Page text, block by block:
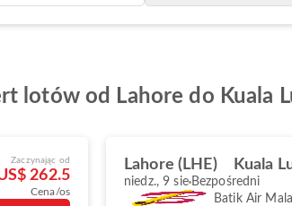
lotów od Lahore do Kuala
Zaczynając od
262.5
Cena/os
Lahore (LHE) Kuala
niedz., 9 sie Bezpośredni
Batik Air